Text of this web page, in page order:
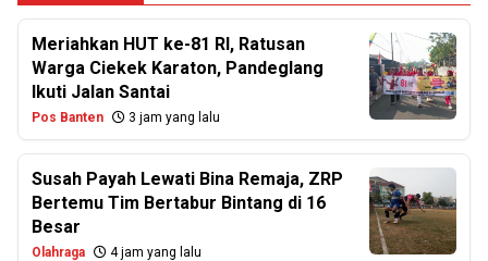
Meriahkan HUT ke-81 RI, Ratusan
Warga Ciekek Karaton, Pandeglang
Ikuti Jalan Santai
Pos Banten 3 jam yang lalu
Susah Payah Lewati Bina Remaja, ZRP
Bertemu Tim Bertabur Bintang di 16
Besar
Olahraga 4 jam yang lalu